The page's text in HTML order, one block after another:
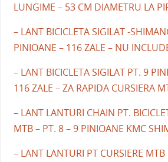
LUNGIME – 53 CM DIAMETRU LA
– LANT BICICLETA SIGILAT -
PINIOANE – 116 ZALE – NU
– LANT BICICLETA SIGILAT PT. 9
116 ZALE – ZA RAPIDA CURSIERA
– LANT LANTURI CHAIN PT.
MTB – PT. 8 – 9 PINIOANE KMC
– LANT LANTURI PT CURSIERE MTB